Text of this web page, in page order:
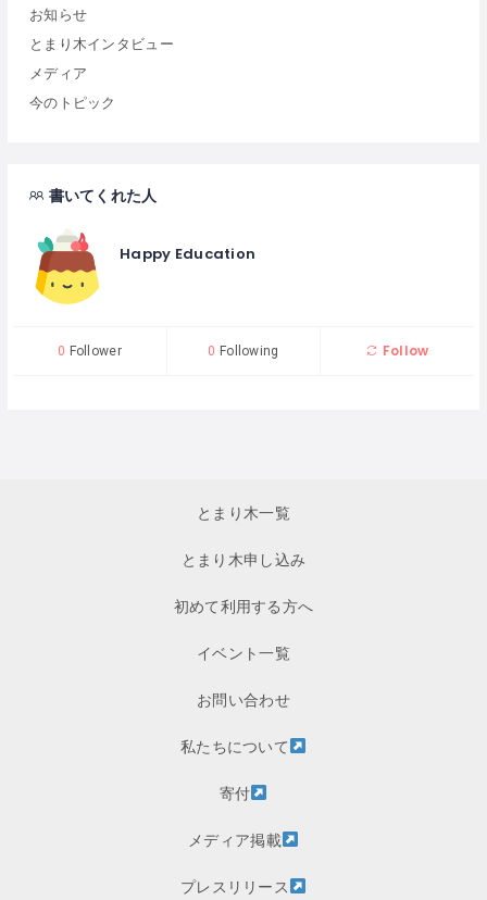
お知らせ
とまり木インタビュー
メディア
今のトピック
書いてくれた人
Happy Education
0 Follower 0 Following Follow
とまり木一覧
とまり木申し込み
初めて利用する方へ
イベント一覧
お問い合わせ
私たちについて
寄付
メディア掲載
プレスリリース